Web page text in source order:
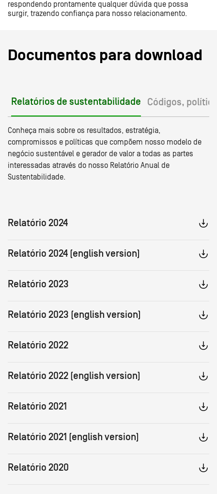
respondendo prontamente qualquer dúvida que possa
surgir, trazendo confiança para nosso relacionamento.
Documentos para download
Relatórios de sustentabilidade Códigos,
Conheça mais sobre os resultados, estratégia,
compromissos e políticas que compõem nosso modelo de
negócio sustentável e gerador de valor a todas as partes
interessadas através do nosso Relatório Anual de
Sustentabilidade.
Relatório 2024
Relatório 2024 (english version)
Relatório 2023
Relatório 2023 (english version)
Relatório 2022
Relatório 2022 (english version)
Relatório 2021
Relatório 2021 (english version)
Relatório 2020